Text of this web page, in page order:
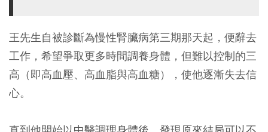
王先生自被診斷為慢性腎臟病第三期那天起，便辭去
工作，希望爭取更多時間調養身體，但難以控制的三
高（即高血壓、高血脂與高血糖），使他逐漸失去信
心。